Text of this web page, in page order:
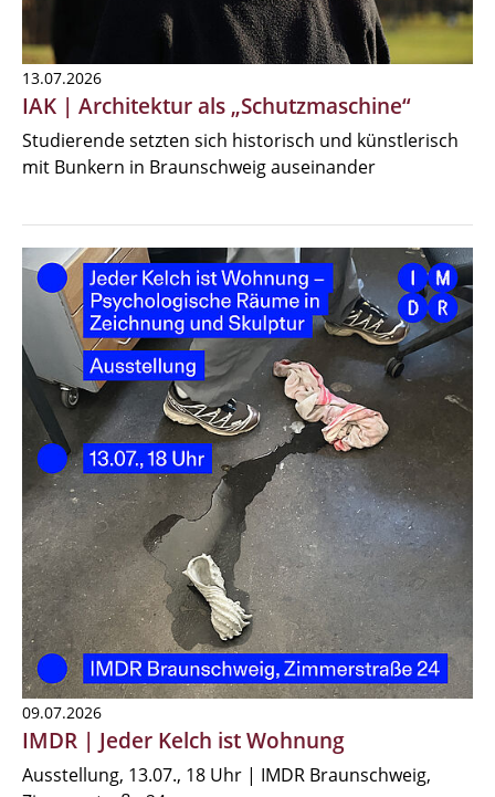
13.07.2026
IAK | Architektur als „Schutzmaschine“
Studierende setzten sich historisch und künstlerisch
mit Bunkern in Braunschweig auseinander
09.07.2026
IMDR | Jeder Kelch ist Wohnung
Ausstellung, 13.07., 18 Uhr | IMDR Braunschweig,